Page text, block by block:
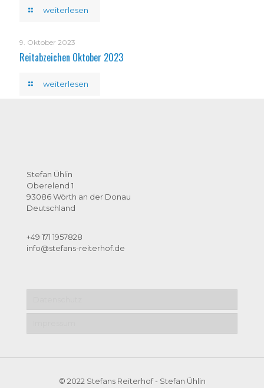
weiterlesen
9. Oktober 2023
Reitabzeichen Oktober 2023
weiterlesen
Stefan Ühlin
Oberelend 1
93086 Wörth an der Donau
Deutschland
+49 171 1957828
info@stefans-reiterhof.de
© 2022 Stefans Reiterhof - Stefan Ühlin